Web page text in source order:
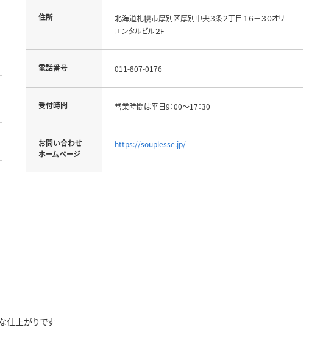
住所
北海道札幌市厚別区厚別中央３条２丁目１６－３０オリ
エンタルビル２F
電話番号 011-807-0176
受付時間 営業時間は平日9：00～17：30
お問い合わせ
ホームページ
https://souplesse.jp/
仕上がりです